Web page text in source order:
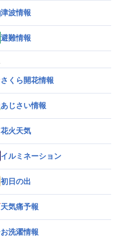
津波情報
避難情報
さくら開花情報
あじさい情報
花火天気
イルミネーション
初日の出
天気痛予報
お洗濯情報